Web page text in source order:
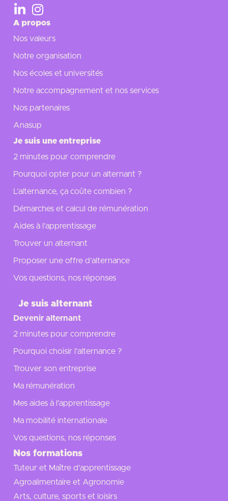
A propos
Nos valeurs
Notre organisation
Nos écoles et universités
Notre accompagnement et nos services
Nos partenaires
Anasup
Je suis une entreprise
2 minutes pour comprendre
Pourquoi opter pour un alternant ?
L’alternance, ça coûte combien ?
Démarches et calcul de rémunération
Aides à l’apprentissage
Trouver un alternant
Proposer une offre d’alternance
Vos questions, nos réponses
Je suis alternant
Devenir alternant
2 minutes pour comprendre
Pourquoi choisir l’alternance ?
Trouver son entreprise
Ma rémunération
Mes aides à l'apprentissage
Ma mobilité internationale
Vos questions, nos réponses
Nos formations
Tuteur et Maître d'apprentissage
Agroalimentaire et Agronomie
Arts, culture, sports et loisirs